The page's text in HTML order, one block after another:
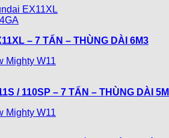
– 7 TẤN – THÙNG DÀI 6M3
/ 110SP – 7 TẤN – THÙNG DÀI 5M